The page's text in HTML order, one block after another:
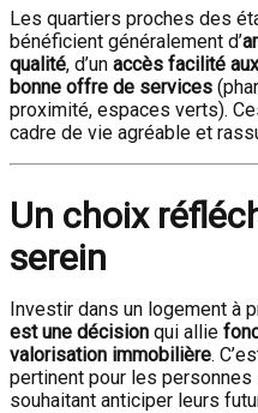
Les quartiers proches des
bénéficient généralement d’
qualité, d’un accès facilité
bonne offre de services
proximité, espaces verts).
cadre de vie agréable et
Un choix
serein
Investir dans un logement à
est une décision qui allie
valorisation immobilière.
pertinent pour les
souhaitant anticiper leurs